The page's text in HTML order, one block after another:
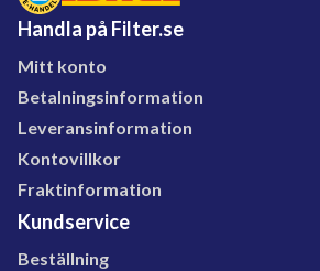
Handla på Filter.se
Mitt konto
Betalningsinformation
Leveransinformation
Kontovillkor
Fraktinformation
Kundservice
Beställning